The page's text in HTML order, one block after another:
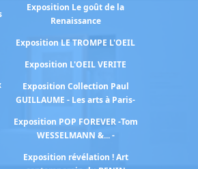
Exposition Le goût de la
Renaissance
Exposition LE TROMPE L'OEIL
Exposition L'OEIL VERITE
Exposition Collection Paul
GUILLAUME - Les arts à Paris-
Exposition POP FOREVER -Tom
WESSELMANN &... -
Exposition révélation ! Art